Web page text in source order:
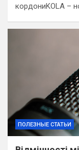
кордониKOLA –
ПОЛЕЗНЫЕ СТАТЬИ